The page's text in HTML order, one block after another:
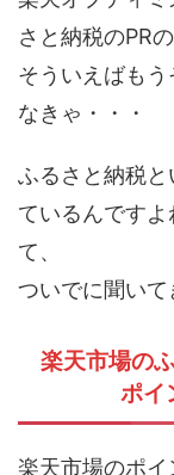
さと納税のPR
そういえばも
なきゃ・・・
ふるさと納税
ているんです
て、
ついでに聞いて
楽天市場の
ポイ
楽天市場のポ